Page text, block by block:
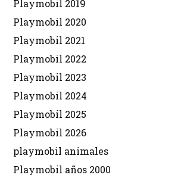
Playmobil 2019
Playmobil 2020
Playmobil 2021
Playmobil 2022
Playmobil 2023
Playmobil 2024
Playmobil 2025
Playmobil 2026
playmobil animales
Playmobil años 2000